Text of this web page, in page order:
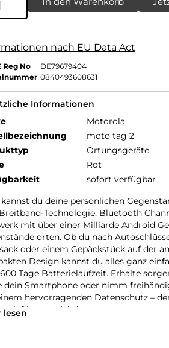
nach EU Data Act
Reg No
DE79679404
0840493608631
Informationen
Motorola
moto tag 2
Ortungsgeräte
Rot
sofort verfügbar
du deine persönlichen
Technologie, Bluetooth
mit über einer Milliarde Android
orten. Ob du nach
oder einem Gepäckstück auf der
Design kannst du alles ganz
Tage Batterielaufzeit. Erhalte
dein Smartphone oder nimm
hervorragenden Datenschutz –
für uns wichtig.
lesen